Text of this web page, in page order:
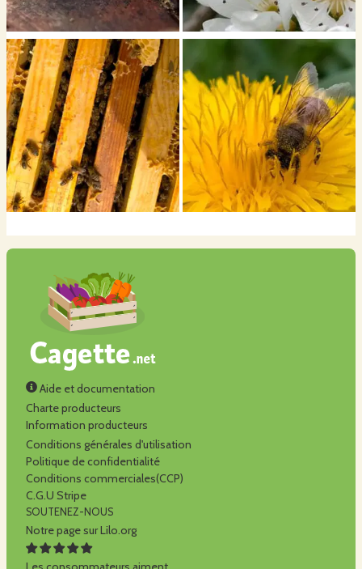
Aide et documentation
Charte producteurs
Information producteurs
Conditions générales d'utilisation
Politique de confidentialité
Conditions commerciales(CCP)
C.G.U Stripe
SOUTENEZ-NOUS
Notre page sur Lilo.org